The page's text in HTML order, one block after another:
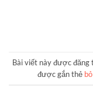
Bài viết này được đăng
được gắn thẻ